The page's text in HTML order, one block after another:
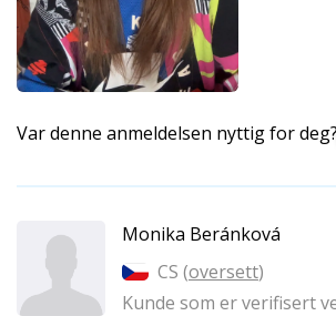
Var denne anmeldelsen nyttig for deg?
Monika Beránková
CS (oversett)
Kunde som er verifisert